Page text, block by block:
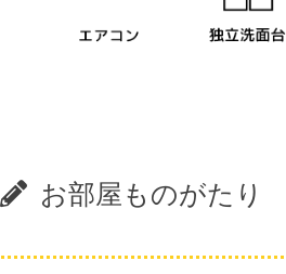
お部屋ものがたり